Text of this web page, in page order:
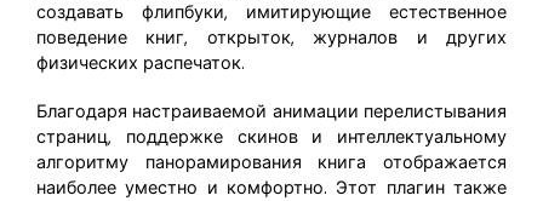
создавать флипбуки, имитирующие естественное
поведение книг, открыток, журналов и других
физических распечаток.
Благодаря настраиваемой анимации перелистывания
страниц, поддержке скинов и интеллектуальному
алгоритму панорамирования книга отображается
наиболее уместно и комфортно. Этот плагин также